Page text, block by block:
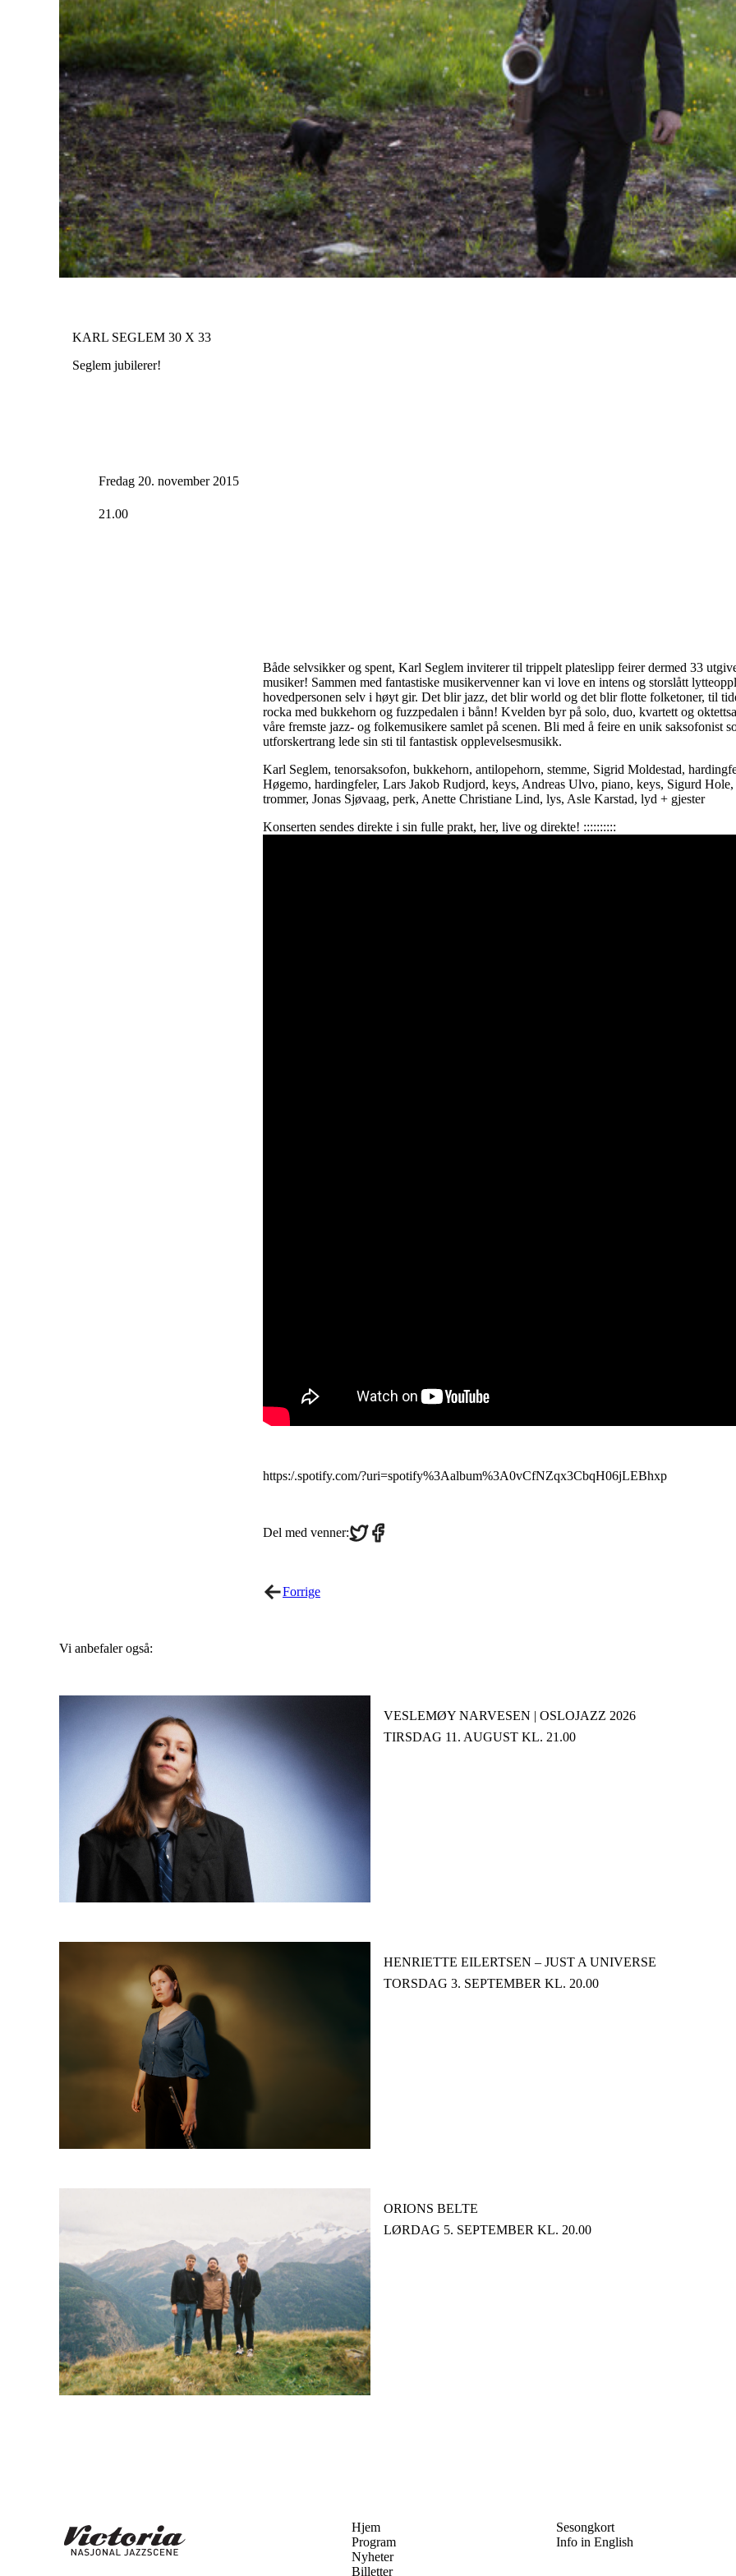
KARL SEGLEM 30 X 33
Seglem jubilerer!
Fredag 20. november 2015
21.00
Både selvsikker og spent, Karl Seglem inviterer til trippelt plateslipp feirer dermed 33
musiker! Sammen med fantastiske musikervenner kan vi love en intens og storslått
hovedpersonen selv i høyt gir. Det blir jazz, det blir world og det blir flotte folketoner, til
rocka med bukkehorn og fuzzpedalen i bånn! Kvelden byr på solo, duo, kvartett og
våre fremste jazz- og folkemusikere samlet på scenen. Bli med å feire en unik saksofonist
utforskertrang lede sin sti til fantastisk opplevelsesmusikk.
Karl Seglem, tenorsaksofon, bukkehorn, antilopehorn, stemme, Sigrid Moldestad,
Høgemo, hardingfeler, Lars Jakob Rudjord, keys, Andreas Ulvo, piano, keys, Sigurd Hole,
trommer, Jonas Sjøvaag, perk, Anette Christiane Lind, lys, Asle Karstad, lyd + gjester
Konserten sendes direkte i sin fulle prakt, her, live og direkte! ::::::::::
https:/.spotify.com/?uri=spotify%3Aalbum%3A0vCfNZqx3CbqH06jLEBhxp
Del med venner:Share
on
Share
on
Forrige
Vi anbefaler også:
VESLEMØY NARVESEN | OSLOJAZZ 2026
TIRSDAG 11. AUGUST KL. 21.00
­HENRIETTE EILERTSEN – JUST A UNIVERSE­
TORSDAG 3. SEPTEMBER KL. 20.00
ORIONS BELTE
LØRDAG 5. SEPTEMBER KL. 20.00
Hjem
Program
Nyheter
Billetter
Sesongkort
Info in English